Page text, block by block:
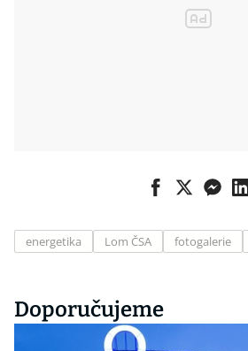
energetika Lom ČSA fotogalerie
Doporučujeme